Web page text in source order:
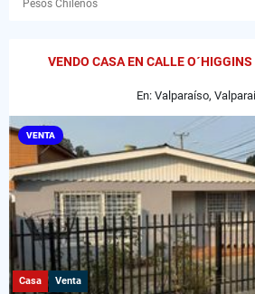
Pesos Chilenos
VENDO CASA EN CALLE
En: Valparaíso,
VENTA
Casa Venta